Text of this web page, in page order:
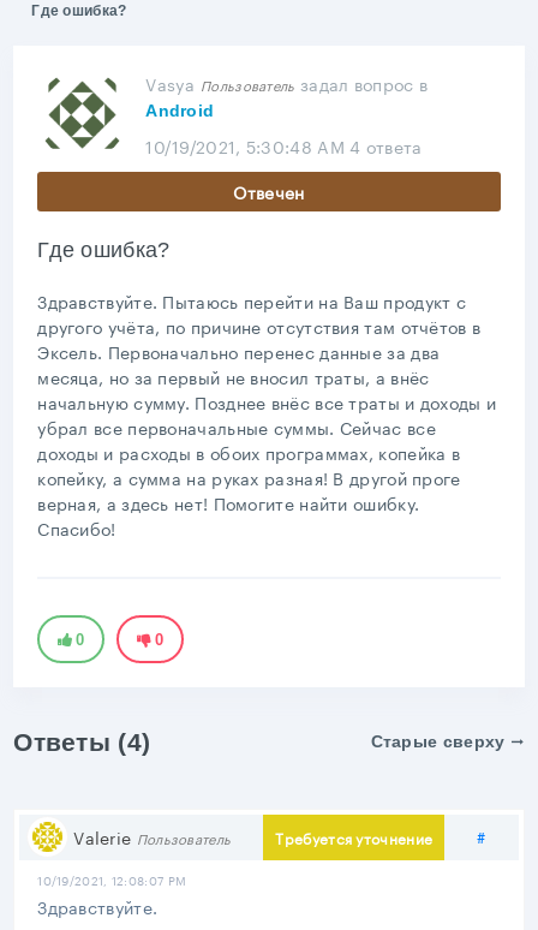
Где ошибка?
Vasya Пользователь задал вопрос в
Android
10/19/2021, 5:30:48 AM 4 ответа
Отвечен
Где ошибка?
Здравствуйте. Пытаюсь перейти на Ваш продукт с
другого учёта, по причине отсутствия там отчётов в
Эксель. Первоначально перенес данные за два
месяца, но за первый не вносил траты, а внёс
начальную сумму. Позднее внёс все траты и доходы и
убрал все первоначальные суммы. Сейчас все
доходы и расходы в обоих программах, копейка в
копейку, а сумма на руках разная! В другой проге
верная, а здесь нет! Помогите найти ошибку.
Спасибо!
0 0
Ответы (4) Старые сверху
Valerie Пользователь Требуется уточнение #
10/19/2021, 12:08:07 PM
Здравствуйте.